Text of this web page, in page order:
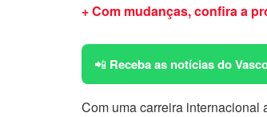
+ Com mudanças, confira a
📲 Receba as notícias do
Com uma carreira internacional